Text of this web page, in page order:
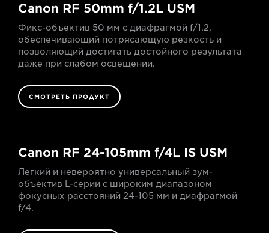
Canon RF 50mm f/1.2L USM
Фикс-объектив 50 мм с диафрагмой f/1.2,
обеспечивающий потрясающую резкость и
позволяющий достигать достойного результата
даже при слабом освещении.
СМОТРЕТЬ ПРОДУКТ
Canon RF 24-105mm f/4L IS USM
Легкий и невероятно универсальный зум-
объектив L-серии с широким диапазоном
фокусных расстояний 24-105 мм и диафрагмой
f/4.